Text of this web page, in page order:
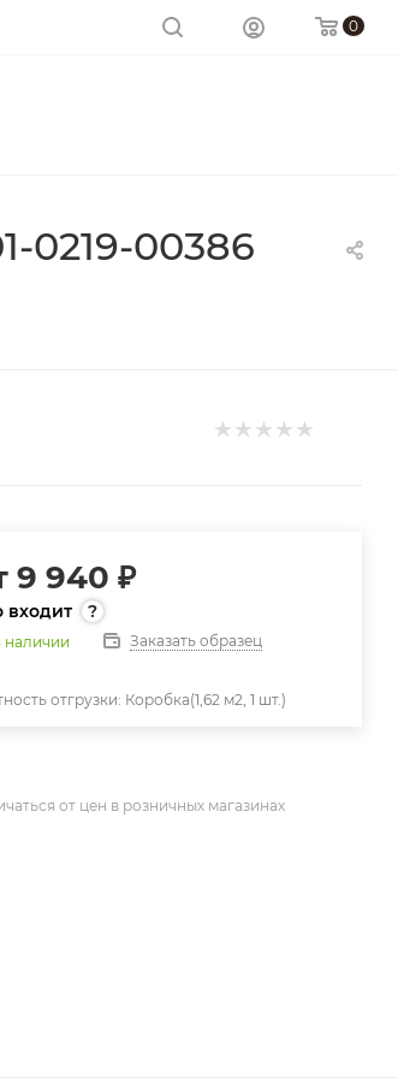
0
0219-00386
9 940 ₽
входит
наличии Заказать образец
отгрузки: Коробка(1,62 м2, 1 шт.)
от цен в розничных магазинах